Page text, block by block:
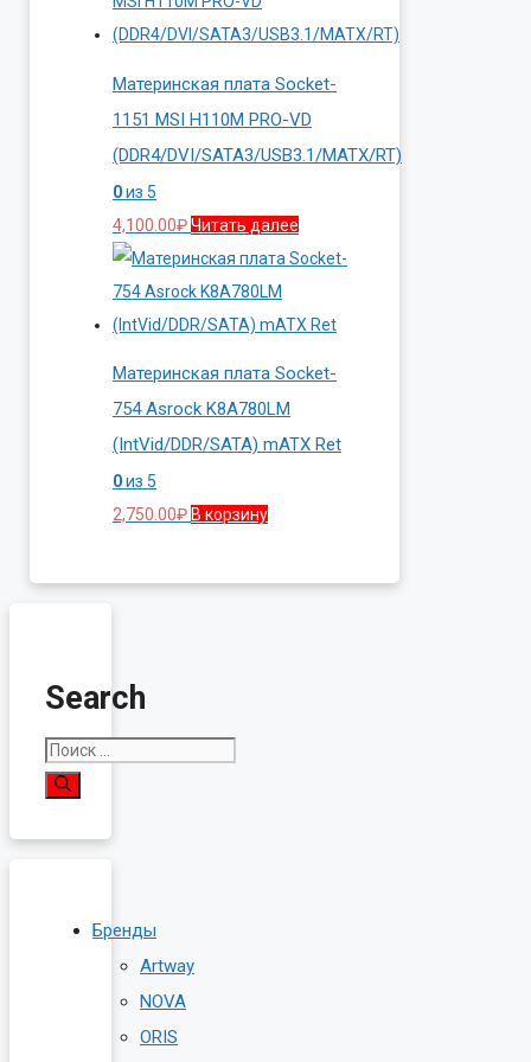
Материнская плата Socket-
1151 MSI H110M PRO-VD
(DDR4/DVI/SATA3/USB3.1/MATX/RT)
0из 5
4,100.00₽Читать далее
Материнская плата Socket-
754 Asrock K8A780LM
(IntVid/DDR/SATA) mATX Ret
0из 5
2,750.00₽ В корзину
Search
Поиск:
Бренды
Artway
NOVA
ORIS